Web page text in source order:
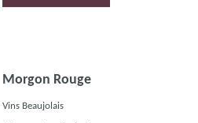
Morgon Rouge
Vins Beaujolais